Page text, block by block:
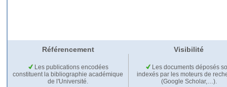
Référencement Visibilité
Les publications encodées
constituent la bibliographie académique
de l'Université.
Les documents déposés
indexés par les moteurs de
(Google Scholar,…).